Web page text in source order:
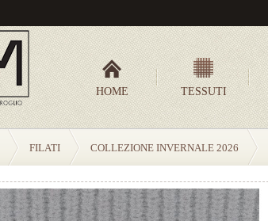
HOME TESSUTI
FILATI COLLEZIONE INVERNALE 2026